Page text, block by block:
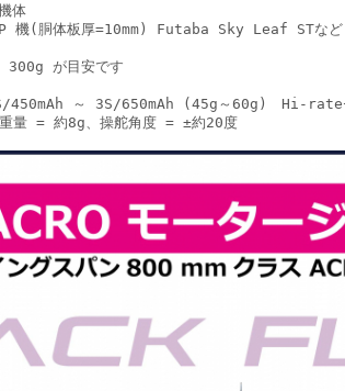
体
機(胴体板厚=10mm) Futaba Sky Leaf STなど
300g が目安です
450mAh ～ 3S/650mAh (45g～60g) Hi-rate
重量 = 約8g、操舵角度 = ±約20度